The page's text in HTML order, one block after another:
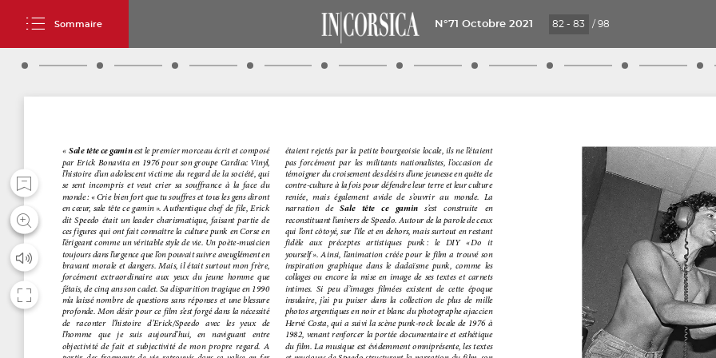
Sommaire N°71 Octobre 2021 / 98
PAGEC1 PAGE2 PAGE7 PAGE12 PAGE20 PAGE22 PAGE36 PAGE44 PAGE54
PAGE68 PAGE
« Sale tête ce gaminest le premier morceau écrit et composé
par Erick Bonavita en 1976 pour son groupe Cardiac Vinyl,
l’histoire d’un adolescent victime du regard de la société, qui
se sent incompris et veut crier sa souffrance à la face du
monde : « Crie bien fort que tu souffres et tous les gens diront
en cœur, sale tête ce gamin ». Authentique chef de file, Erick
dit Speedo était un leader charismatique, faisant partie de
ces figures qui ont fait connaître la culture punk en Corse en
l’érigeant comme un véritable style de vie. Un poète-musicien
toujours dans l’urgence que l’on pouvait suivre aveuglément en
bravant morale et dangers. Mais, il était surtout mon frère,
forcément extraordinaire aux yeux du jeune homme que
j’étais, de cinq ans son cadet. Sa disparition tragique en 1990
m’a laissé nombre de questions sans réponses et une blessure
profonde. Mon désir pour ce film s’est forgé dans la nécessité
de raconter l’histoire d’Erick/Speedo avec les yeux de
l’homme que je suis aujourd’hui, en naviguant entre
objectivité de fait et subjectivité de mon propre regard. A
étaient rejetés par la petite bourgeoisie locale, ils ne l’étaient
pas forcément par les militants nationalistes, l’occasion de
témoigner du croisement des désirs d’une jeunesse en quête de
contre-culture à la fois pour défendre leur terre et leur culture
reniée, mais également avide de s’ouvrir au monde. La
narration deSale tête ce gamins’est construite en
reconstituant l’univers de Speedo. Autour de la parole de ceux
qui l’ont côtoyé, sur l’île et en dehors, mais surtout en restant
fidèle aux préceptes artistiques punk : le DIY « Do it
yourself ». Ainsi, l’animation créée pour le film a trouvé son
inspiration graphique dans le dadaïsme punk, comme les
collages ou encore la mise en image de ses textes et carnets
intimes. Si peu d’images filmées existent de cette époque
insulaire, j’ai pu puiser dans la collection de plus de mille
photos argentiques en noir et blanc du photographe ajaccien
Hervé Costa, qui a suivi la scène punk-rock locale de 1976 à
1982, venant renforcer la portée documentaire et esthétique
du film. La musique est évidemment omniprésente, les textes
Les Bonaparte
et l’Antique,
un langage impérial